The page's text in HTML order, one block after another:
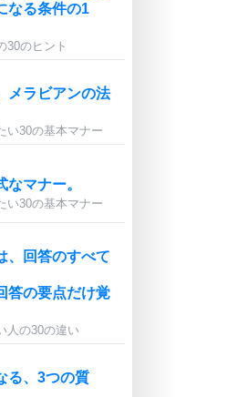
なる条件の1
30のヒント
メラビアンの法
い30の基本マナー
なマナー。
い30の基本マナー
、回答のすべて
答の要点だけ覚
人の30の違い
る、3つの質